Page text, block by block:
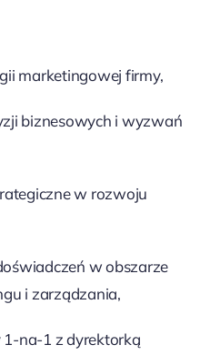
marketingowej firmy,
biznesowych i wyzwań
w rozwoju
w obszarze
i zarządzania,
na-1 z dyrektorką